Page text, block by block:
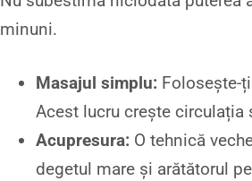
minuni.
Masajul simplu: Folosește-
Acest lucru crește
Acupresura: O tehnică
degetul mare și arătătorul